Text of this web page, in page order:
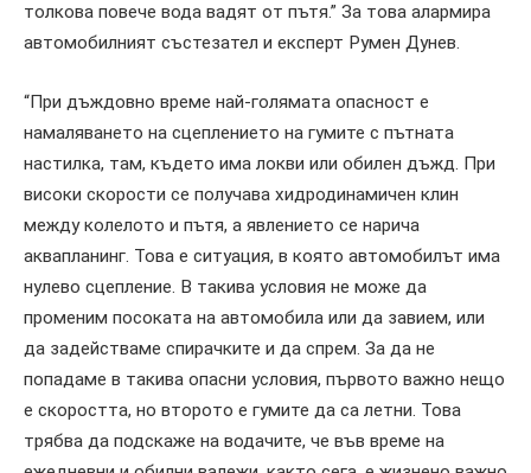
толкова повече вода вадят от пътя.” За това алармира
автомобилният състезател и експерт Румен Дунев.
“При дъждовно време най-голямата опасност е
намаляването на сцеплението на гумите с пътната
настилка, там, където има локви или обилен дъжд. При
високи скорости се получава хидродинамичен клин
между колелото и пътя, а явлението се нарича
аквапланинг. Това е ситуация, в която автомобилът има
нулево сцепление. В такива условия не може да
променим посоката на автомобила или да завием, или
да задействаме спирачките и да спрем. За да не
попадаме в такива опасни условия, първото важно нещо
е скоростта, но второто е гумите да са летни. Това
трябва да подскаже на водачите, че във време на